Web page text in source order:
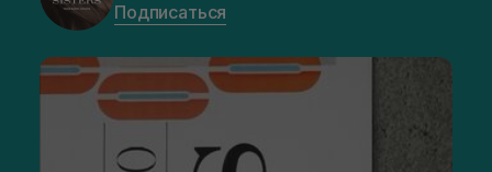
Подписаться